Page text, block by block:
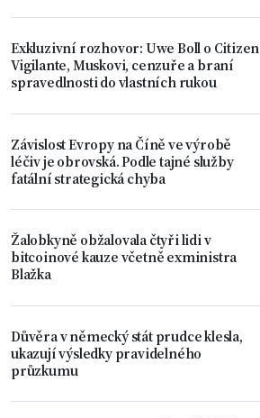
Exkluzivní rozhovor: Uwe Boll o Citizen
Vigilante, Muskovi, cenzuře a braní
spravedlnosti do vlastních rukou
Závislost Evropy na Číně ve výrobě
léčiv je obrovská. Podle tajné služby
fatální strategická chyba
Žalobkyně obžalovala čtyři lidi v
bitcoinové kauze včetně exministra
Blažka
Důvěra v německý stát prudce klesla,
ukazují výsledky pravidelného
průzkumu